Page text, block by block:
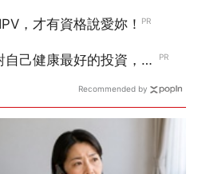
Recommended by